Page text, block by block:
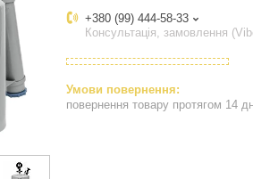
+380 (99) 444-58-33
Консультація, замовлення
повернення товару протягом 14